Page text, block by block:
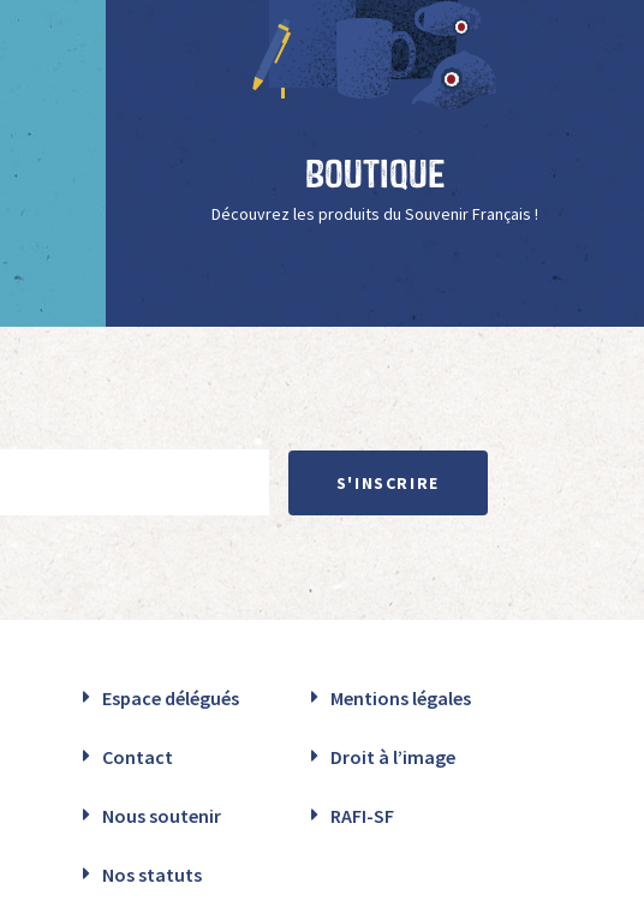
Boutique
Découvrez les produits du Souvenir Français !
S'INSCRIRE
Espace délégués Mentions légales
Contact Droit à l’image
Nous soutenir RAFI-SF
Nos statuts